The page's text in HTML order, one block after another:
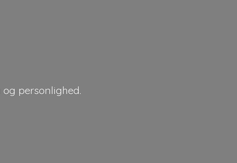
og personlighed.